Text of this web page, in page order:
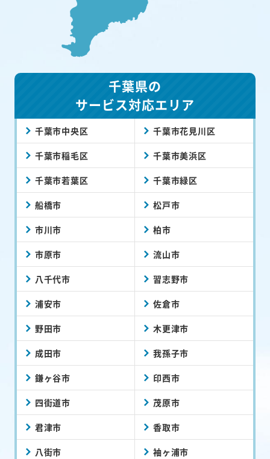
千葉県の
サービス対応エリア
千葉市中央区 千葉市花見川区
千葉市稲毛区 千葉市美浜区
千葉市若葉区 千葉市緑区
船橋市 松戸市
市川市 柏市
市原市 流山市
八千代市 習志野市
浦安市 佐倉市
野田市 木更津市
成田市 我孫子市
鎌ヶ谷市 印西市
四街道市 茂原市
君津市 香取市
八街市 袖ヶ浦市